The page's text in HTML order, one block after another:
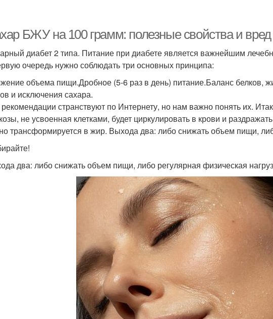
БЖУ на 100 грамм: полезные свойства и
диабет 2 типа. Питание при диабете является важнейшим
очередь нужно соблюдать три основных принципа:
объема пищи.Дробное (5-6 раз в день) питание.Баланс белков,
и исключения сахара.
странствуют по Интернету, но нам важно понять их.
не усвоенная клетками, будет циркулировать в крови и
трансформируется в жир. Выхода два: либо снижать объем пищи,
два: либо снижать объем пищи, либо регулярная физическая